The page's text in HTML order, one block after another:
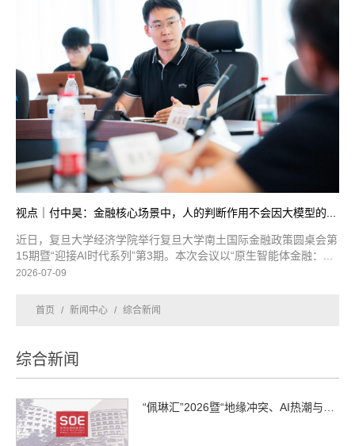
视点｜付中昊：金融核心场景中，人的判断作用不会因大模型的...
近日，复旦大学经济学院举行复旦大学南土国际金融政策圆桌会第
15期暨“迎接AI时代系列”第3期。本次会议以“原生智能体金融：...
2026-07-09
首页 / 新闻中心 / 综合新闻
综合新闻